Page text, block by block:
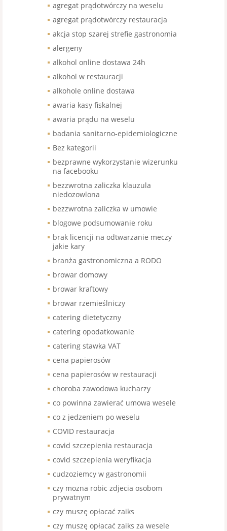
agregat prądotwórczy na weselu
agregat prądotwórczy restauracja
akcja stop szarej strefie gastronomia
alergeny
alkohol online dostawa 24h
alkohol w restauracji
alkohole online dostawa
awaria kasy fiskalnej
awaria prądu na weselu
badania sanitarno-epidemiologiczne
Bez kategorii
bezprawne wykorzystanie wizerunku
na facebooku
bezzwrotna zaliczka klauzula
niedozowlona
bezzwrotna zaliczka w umowie
blogowe podsumowanie roku
brak licencji na odtwarzanie meczy
jakie kary
branża gastronomiczna a RODO
browar domowy
browar kraftowy
browar rzemieślniczy
catering dietetyczny
catering opodatkowanie
catering stawka VAT
cena papierosów
cena papierosów w restauracji
choroba zawodowa kucharzy
co powinna zawierać umowa wesele
co z jedzeniem po weselu
COVID restauracja
covid szczepienia restauracja
covid szczepienia weryfikacja
cudzoziemcy w gastronomii
czy mozna robic zdjecia osobom
prywatnym
czy muszę opłacać zaiks
czy muszę opłacać zaiks za wesele